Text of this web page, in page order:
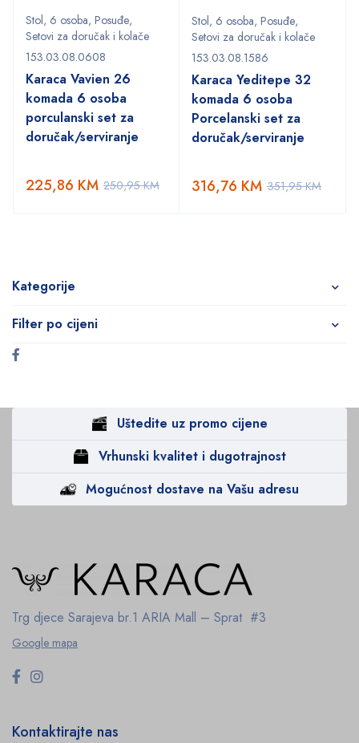
Kategorije
Filter po cijeni
Stol, 6 osoba, Posuđe,
Setovi za doručak i kolače
153.03.08.0608
Karaca Vavien 26
komada 6 osoba
porculanski set za
doručak/serviranje
250,95KM
225,86 KM
Stol, 6 osoba, Posuđe,
Setovi za doručak i kolače
153.03.08.1586
Karaca Yeditepe 32
komada 6 osoba
Porcelanski set za
doručak/serviranje
351,95KM
316,76 KM
Uštedite uz promo cijene
Vrhunski kvalitet i dugotrajnost
Mogućnost dostave na Vašu adresu
Trg djece Sarajeva br.1 ARIA Mall – Sprat #3
Google mapa
Kontaktirajte nas